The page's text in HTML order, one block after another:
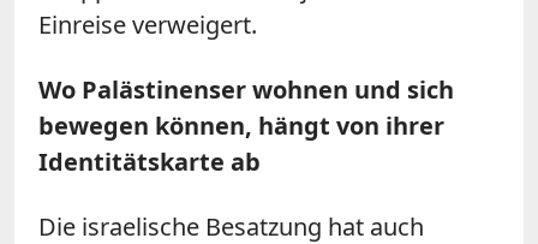
Einreise verweigert.
Wo Palästinenser wohnen und sich
bewegen können, hängt von ihrer
Identitätskarte ab
Die israelische Besatzung hat auch